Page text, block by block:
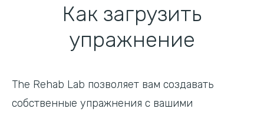
Вход
Как загрузить
упражнение
The Rehab Lab позволяет вам создавать
собственные упражнения с вашими